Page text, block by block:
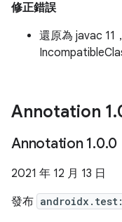
修正錯誤
還原為 javac 11
Annotation 1.
Annotation 1.0.0
2021 年 12 月 13 日
發布